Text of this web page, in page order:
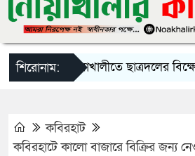
শিরোনাম:নোয়াখালীতে ছাত্রদলের বিক্ষোভ,
কবিরহাট
কবিরহাটে কালো বাজারে বিক্রির জন্য